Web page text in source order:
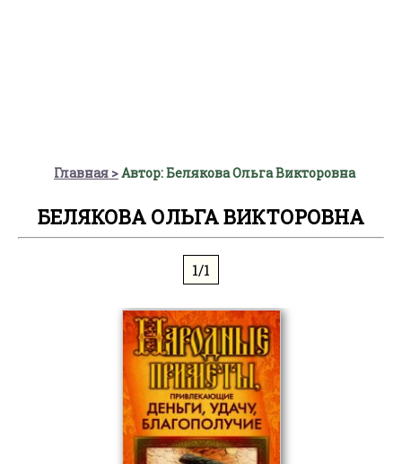
Главная Автор: Белякова Ольга Викторовна
БЕЛЯКОВА ОЛЬГА ВИКТОРОВНА
1/1